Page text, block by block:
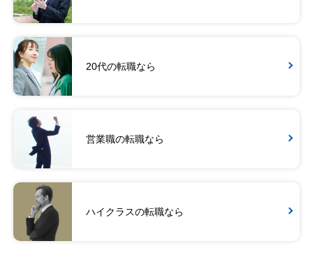
20代の転職なら
営業職の転職なら
ハイクラスの転職なら